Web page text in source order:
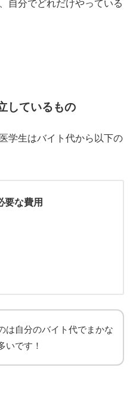
自分でどれだけやっている
しているもの
学生はバイト代から以下の
要な費用
は自分のバイト代でまかな
いです！